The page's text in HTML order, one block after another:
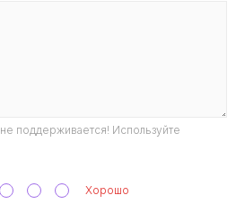
поддерживается! Используйте
Хорошо